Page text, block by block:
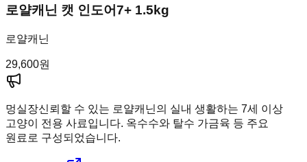
로얄캐닌 캣 인도어7+ 1.5kg
로얄캐닌
29,600원
멍실장신뢰할 수 있는 로얄캐닌의 실내 생활하는 7세 이상
고양이 전용 사료입니다. 옥수수와 탈수 가금육 등 주요
원료로 구성되었습니다.